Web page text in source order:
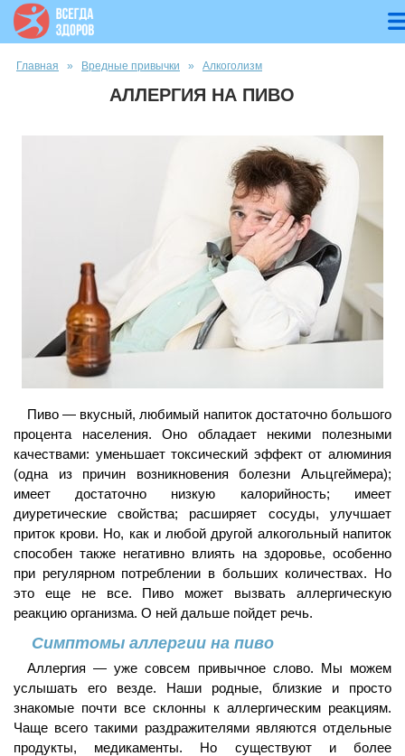
Вы здесь
Главная » Вредные привычки » Алкоголизм
АЛЛЕРГИЯ НА ПИВО
Пиво — вкусный, любимый напиток достаточно большого
процента населения. Оно обладает некими полезными
качествами: уменьшает токсический эффект от алюминия
(одна из причин возникновения болезни Альцгеймера);
имеет достаточно низкую калорийность; имеет
диуретические свойства; расширяет сосуды, улучшает
приток крови. Но, как и любой другой алкогольный напиток
способен также негативно влиять на здоровье, особенно
при регулярном потреблении в больших количествах. Но
это еще не все. Пиво может вызвать аллергическую
реакцию организма. О ней дальше пойдет речь.
Симптомы аллергии на пиво
Аллергия — уже совсем привычное слово. Мы можем
услышать его везде. Наши родные, близкие и просто
знакомые почти все склонны к аллергическим реакциям.
Чаще всего такими раздражителями являются отдельные
продукты, медикаменты. Но существуют и более